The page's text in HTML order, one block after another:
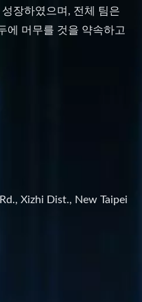
장하였으며, 전체 팀은
에 머무를 것을 약속하고
Xizhi Dist., New Taipei